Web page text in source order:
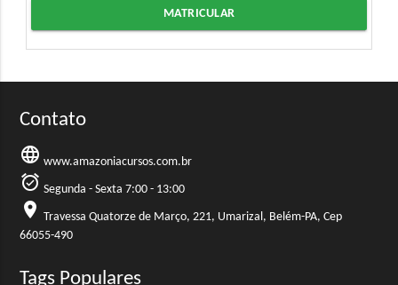
MATRICULAR
Contato
language www.amazoniacursos.com.br
alarm_on Segunda - Sexta 7:00 - 13:00
location_on Travessa Quatorze de Março, 221, Umarizal, Belém-PA, Cep
66055-490
Tags Populares